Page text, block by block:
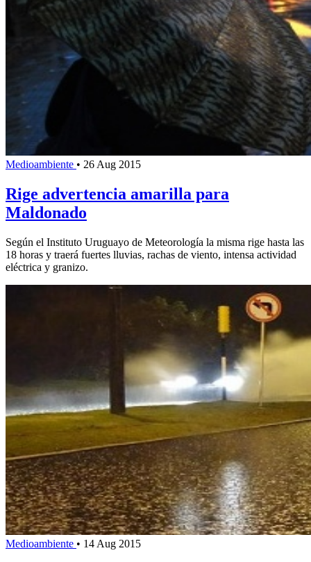
Medioambiente • 26 Aug 2015
Rige advertencia amarilla para
Maldonado
Según el Instituto Uruguayo de Meteorología la misma rige hasta las
18 horas y traerá fuertes lluvias, rachas de viento, intensa actividad
eléctrica y granizo.
Medioambiente • 14 Aug 2015